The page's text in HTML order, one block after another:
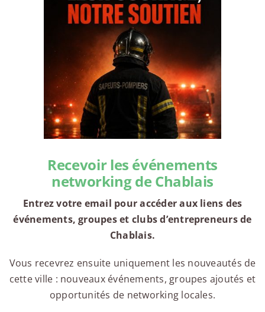
Recevoir les événements
networking de Chablais
Entrez votre email pour accéder aux liens des
événements, groupes et clubs d’entrepreneurs de
Chablais.
Vous recevrez ensuite uniquement les nouveautés de
cette ville : nouveaux événements, groupes ajoutés et
opportunités de networking locales.